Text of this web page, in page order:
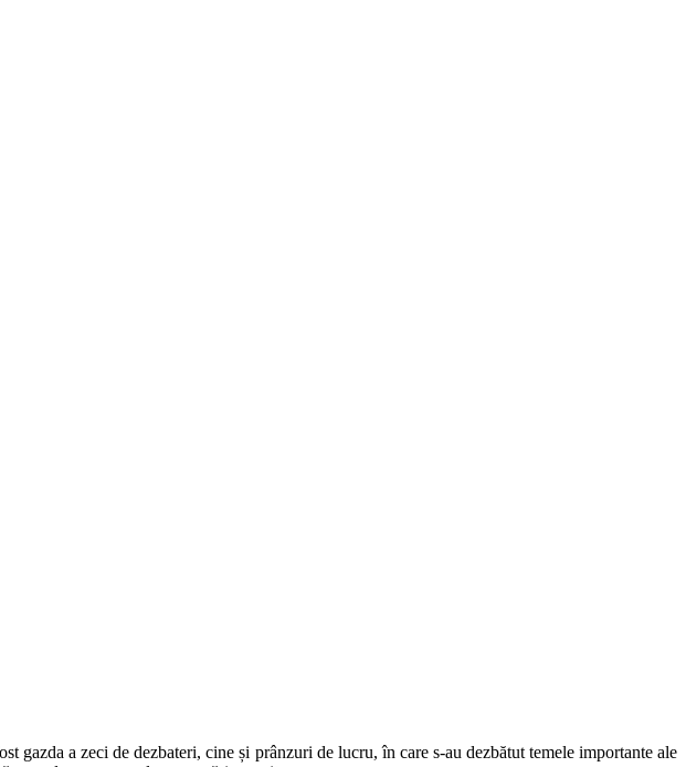
gazda a zeci de dezbateri, cine și prânzuri de lucru, în care s-au dezbătut temele importante ale